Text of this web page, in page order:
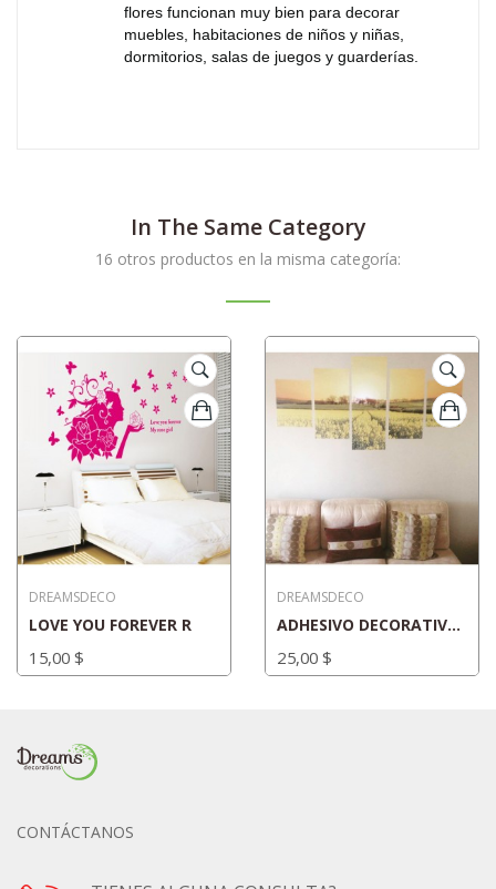
flores funcionan muy bien para decorar
muebles, habitaciones de niños y niñas,
dormitorios, salas de juegos y guarderías.
In The Same Category
16 otros productos en la misma categoría:
DREAMSDECO
LOVE YOU FOREVER R
15,00 $
DREAMSDECO
ADHESIVO DECORATIVO DIVIDIDO 2
25,00 $
CONTÁCTANOS